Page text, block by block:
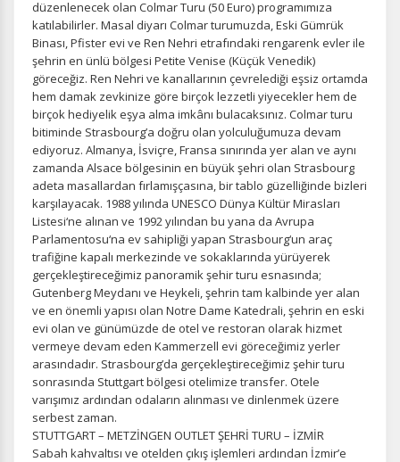
düzenlenecek olan Colmar Turu (50 Euro) programımıza
katılabilirler. Masal diyarı Colmar turumuzda, Eski Gümrük
Binası, Pfister evi ve Ren Nehri etrafındaki rengarenk evler ile
şehrin en ünlü bölgesi Petite Venise (Küçük Venedik)
göreceğiz. Ren Nehri ve kanallarının çevrelediği eşsiz ortamda
hem damak zevkinize göre birçok lezzetli yiyecekler hem de
birçok hediyelik eşya alma imkânı bulacaksınız. Colmar turu
bitiminde Strasbourg’a doğru olan yolculuğumuza devam
ediyoruz. Almanya, İsviçre, Fransa sınırında yer alan ve aynı
zamanda Alsace bölgesinin en büyük şehri olan Strasbourg
adeta masallardan fırlamışçasına, bir tablo güzelliğinde bizleri
karşılayacak. 1988 yılında UNESCO Dünya Kültür Mirasları
Listesi‘ne alınan ve 1992 yılından bu yana da Avrupa
Parlamentosu‘na ev sahipliği yapan Strasbourg‘un araç
trafiğine kapalı merkezinde ve sokaklarında yürüyerek
gerçekleştireceğimiz panoramik şehir turu esnasında;
Gutenberg Meydanı ve Heykeli, şehrin tam kalbinde yer alan
ve en önemli yapısı olan Notre Dame Katedrali, şehrin en eski
evi olan ve günümüzde de otel ve restoran olarak hizmet
vermeye devam eden Kammerzell evi göreceğimiz yerler
arasındadır. Strasbourg’da gerçekleştireceğimiz şehir turu
sonrasında Stuttgart bölgesi otelimize transfer. Otele
varışımız ardından odaların alınması ve dinlenmek üzere
serbest zaman.
STUTTGART – METZİNGEN OUTLET ŞEHRİ TURU – İZMİR
Sabah kahvaltısı ve otelden çıkış işlemleri ardından İzmir’e